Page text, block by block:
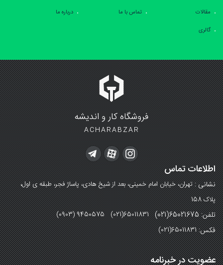
مقالات
تماس با ما
درباره ما
گالری
فروشگاه کار و اندیشه
ACHARABZAR
اطلاعات تماس
نشانی :تهران، خیابان امام خمینی، بعد از شیخ هادی، پاساژ فجر، طبقه ی اول،
پلاک 158
تلفن: 65021675(021) (0903) 9450575 (021)65011831
فکس:(021)65011831
عضویت در خبرنامه